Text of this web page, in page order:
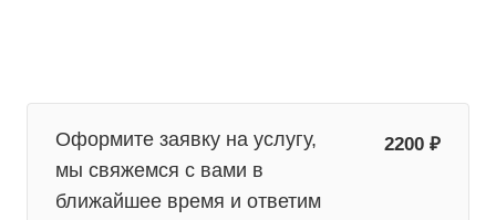
Оформите заявку на услугу,
мы свяжемся с вами в
ближайшее время и ответим
2200 ₽